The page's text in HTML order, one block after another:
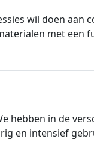
wil doen aan
met een
hebben in de
en intensief